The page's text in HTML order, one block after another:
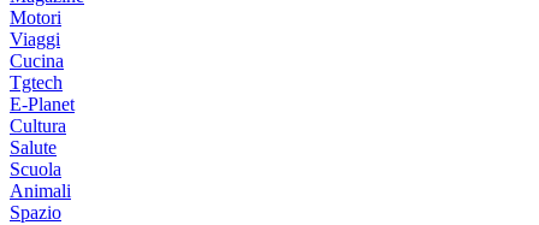
Motori
Viaggi
Cucina
Tgtech
E-Planet
Cultura
Salute
Scuola
Animali
Spazio